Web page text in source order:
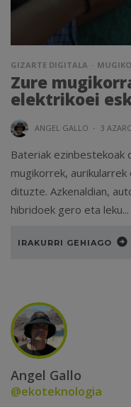
GIZARTE DIGITALA
Zure
elektrikoei
ANGEL GALLO · 3
Bateriak ezinbestekoak
mugikorrek,
dituzte. Azkenaldian,
hibridoek gero eta leku...
IRAKURRI GEHIAGO
Angel Gallo
@ekoteknologia